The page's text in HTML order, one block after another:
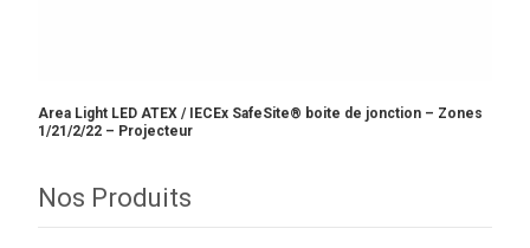
Area Light LED ATEX / IECEx SafeSite® boite de jonction – Zones
1/21/2/22 – Projecteur
Nos Produits